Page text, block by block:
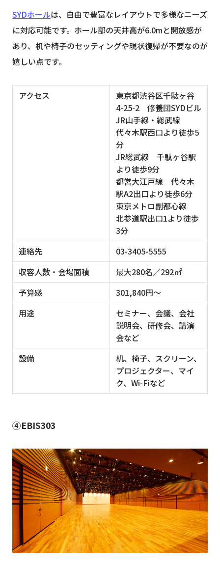
SYDホールは、自由で豊富なレイアウトで多様なニーズ
に対応可能です。ホール部の天井高が6.0mと開放感が
あり、机や椅子のセッティングや現状復帰が不要なのが
嬉しい点です。
アクセス
東京都渋谷区千駄ヶ谷
4-25-2 修養団SYDビル
JR山手線・総武線
代々木駅西口より徒歩5
分
JR総武線 千駄ヶ谷駅
より徒歩9分
都営大江戸線 代々木
駅A2出口より徒歩6分
東京メトロ副都心線
北参道駅出口1より徒歩
3分
連絡先
03-3405-5555
収容人数・会場面積
最大280名／292㎡
予算感
301,840円〜
用途
セミナー、会議、会社
説明会、研修会、講演
会など
設備
机、椅子、スクリーン、
プロジェクター、マイ
ク、Wi-Fiなど
④EBIS303